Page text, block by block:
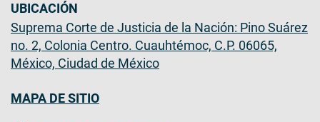
UBICACIÓN
Suprema Corte de Justicia de la Nación: Pino Suárez
no. 2, Colonia Centro. Cuauhtémoc, C.P. 06065,
México, Ciudad de México
MAPA DE SITIO